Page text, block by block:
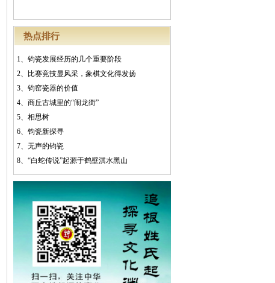
热点排行
1、 钧瓷发展经历的几个重要阶段
2、
比赛竞技显风采，象棋文化得发扬
3、 钧窑瓷器的价值
4、 商丘古城里的“闹龙街”
5、 相思树
6、 钧瓷新探寻
7、 无声的钧瓷
8、 “白蛇传说”起源于鹤壁淇水黑山